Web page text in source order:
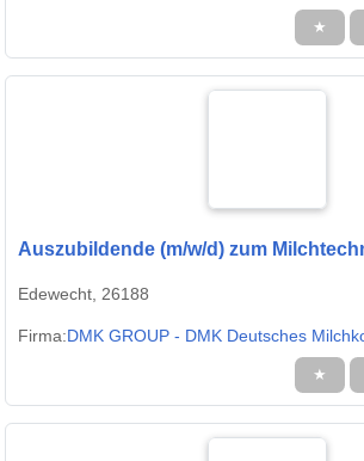
★
Auszubildende (m/w/d) zum
Edewecht, 26188
Firma:DMK GROUP - DMK Deutsches
★